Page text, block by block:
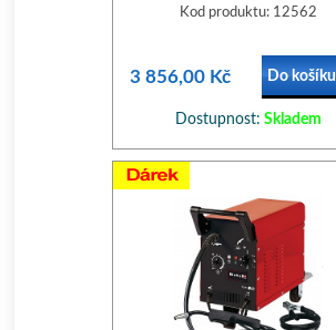
Kod produktu: 12562
3 856,00 Kč Do košíku
Dostupnost: Skladem